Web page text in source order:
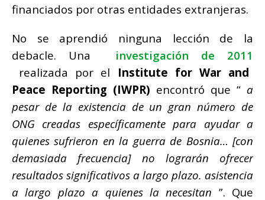
financiados por otras entidades extranjeras.
No se aprendió ninguna lección de la
debacle. Una investigación de 2011
realizada por el Institute for War and
Peace Reporting (IWPR) encontró que “ a
pesar de la existencia de un gran número de
ONG creadas específicamente para ayudar a
quienes sufrieron en la guerra de Bosnia… [con
demasiada frecuencia] no lograrán ofrecer
resultados significativos a largo plazo. asistencia
a largo plazo a quienes la necesitan ”. Que